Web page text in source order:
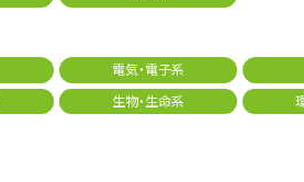
電気・電子系
生物・生命系